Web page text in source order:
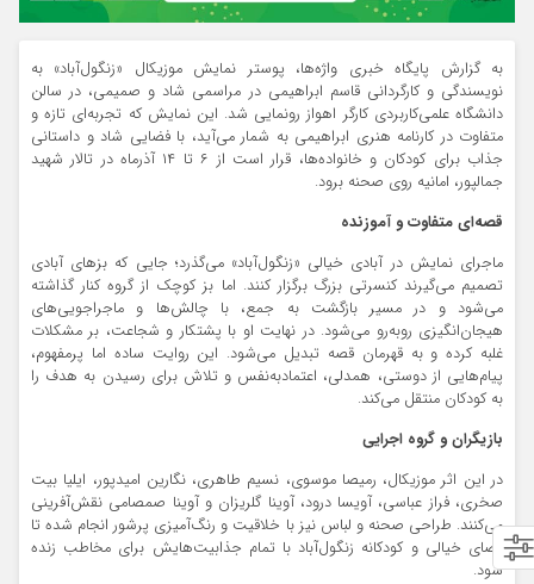
به گزارش پایگاه خبری واژه‌ها، پوستر نمایش موزیکال «زنگول‌آباد» به
نویسندگی و کارگردانی قاسم ابراهیمی در مراسمی شاد و صمیمی، در سالن
دانشگاه علمی‌کاربردی کارگر اهواز رونمایی شد. این نمایش که تجربه‌ای تازه و
متفاوت در کارنامه هنری ابراهیمی به شمار می‌آید، با فضایی شاد و داستانی
جذاب برای کودکان و خانواده‌ها، قرار است از ۶ تا ۱۴ آذرماه در تالار شهید
جمالپور، امانیه روی صحنه برود.
قصه‌ای متفاوت و آموزنده
ماجرای نمایش در آبادی خیالی «زنگول‌آباد» می‌گذرد؛ جایی که بزهای آبادی
تصمیم می‌گیرند کنسرتی بزرگ برگزار کنند. اما بز کوچک از گروه کنار گذاشته
می‌شود و در مسیر بازگشت به جمع، با چالش‌ها و ماجراجویی‌های
هیجان‌انگیزی روبه‌رو می‌شود. در نهایت او با پشتکار و شجاعت، بر مشکلات
غلبه کرده و به قهرمان قصه تبدیل می‌شود. این روایت ساده اما پرمفهوم،
پیام‌هایی از دوستی، همدلی، اعتمادبه‌نفس و تلاش برای رسیدن به هدف را
به کودکان منتقل می‌کند.
بازیگران و گروه اجرایی
در این اثر موزیکال، رمیصا موسوی، نسیم طاهری، نگارین امیدپور، ایلیا بیت
صخری، فراز عباسی، آویسا درود، آوینا گلریزان و آوینا صمصامی نقش‌آفرینی
می‌کنند. طراحی صحنه و لباس نیز با خلاقیت و رنگ‌آمیزی پرشور انجام شده تا
فضای خیالی و کودکانه زنگول‌آباد با تمام جذابیت‌هایش برای مخاطب زنده
شود.